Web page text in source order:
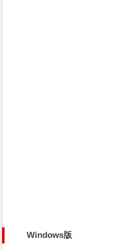
Windows版